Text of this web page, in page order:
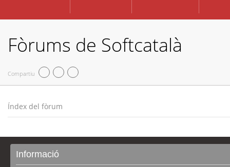
Fòrums de Softcatalà
Compartiu
Índex del fòrum
Informació